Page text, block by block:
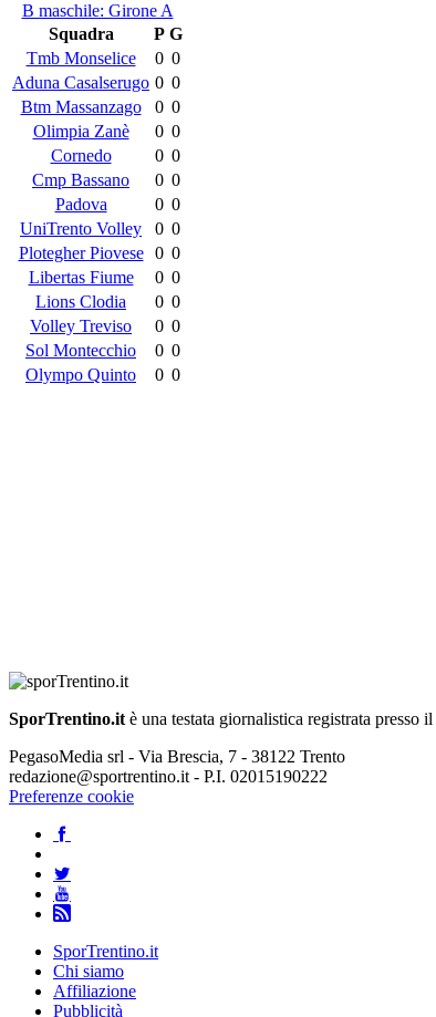
B maschile: Girone A
Squadra
P G
Tmb Monselice
0 0
Aduna Casalserugo 0 0
Btm Massanzago
0 0
Olimpia Zanè
0 0
Cornedo
0 0
Cmp Bassano
0 0
Padova
0 0
UniTrento Volley
0 0
Plotegher Piovese
0 0
Libertas Fiume
0 0
Lions Clodia
0 0
Volley Treviso
0 0
Sol Montecchio
0 0
Olympo Quinto
0 0
SporTrentino.it è una testata giornalistica registrata
PegasoMedia srl - Via Brescia, 7 - 38122 Trento
redazione@sportrentino.it - P.I. 02015190222
Preferenze cookie
SporTrentino.it
Chi siamo
Affiliazione
Pubblicità